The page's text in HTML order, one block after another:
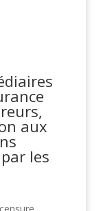
aux
les